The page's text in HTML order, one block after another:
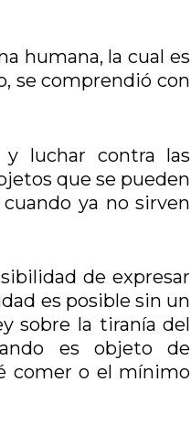
humana, la cual es
se comprendió con
y luchar contra las
que se pueden
ya no sirven
de expresar
es posible sin un
sobre la tiranía del
es objeto de
comer o el mínimo